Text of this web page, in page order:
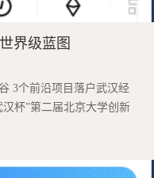
界级蓝图
3个前沿项目落户武汉经
汉杯”第二届北京大学创新